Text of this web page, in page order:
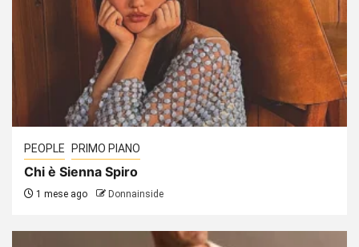
PEOPLE PRIMO PIANO
Chi è Sienna Spiro
1 mese ago Donnainside